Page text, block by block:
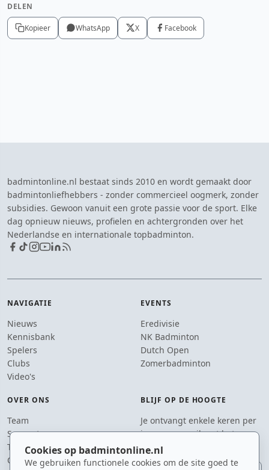
Cookies op badmintonline.nl
We gebruiken functionele cookies om de site goed te
DELEN
Kopieer WhatsApp X Facebook
badmintonline.nl bestaat sinds 2010 en wordt gemaakt door
badmintonliefhebbers - zonder commercieel oogmerk, zonder
subsidies. Gewoon vanuit een grote passie voor de sport. Elke
dag opnieuw nieuws, profielen en achtergronden over het
Nederlandse en internationale topbadminton.
NAVIGATIE
Nieuws
Kennisbank
Spelers
Clubs
Video's
EVENTS
Eredivisie
NK Badminton
Dutch Open
Zomerbadminton
OVER ONS
Team
Supporters
Tip de redactie
Contact
BLIJF OP DE HOOGTE
Je ontvangt enkele keren per
jaar een e-mail met het
laatste badmintonnieuws.
E-mailadres